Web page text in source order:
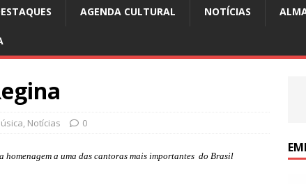
AGENDA CULTURAL NOTÍCIAS
, Notícias 0
homenagem a uma das cantoras mais importantes do Brasil